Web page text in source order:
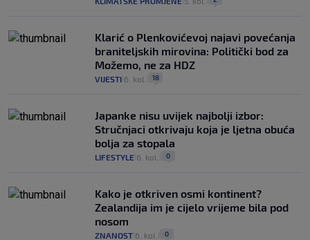
Klarić o Plenkovićevoj najavi povećanja
braniteljskih mirovina: Politički bod za
Možemo, ne za HDZ
VIJESTI 6. kol. 18
Japanke nisu uvijek najbolji izbor:
Stručnjaci otkrivaju koja je ljetna obuća
bolja za stopala
LIFESTYLE 6. kol. 0
Kako je otkriven osmi kontinent?
Zealandija im je cijelo vrijeme bila pod
nosom
ZNANOST 6. kol. 0